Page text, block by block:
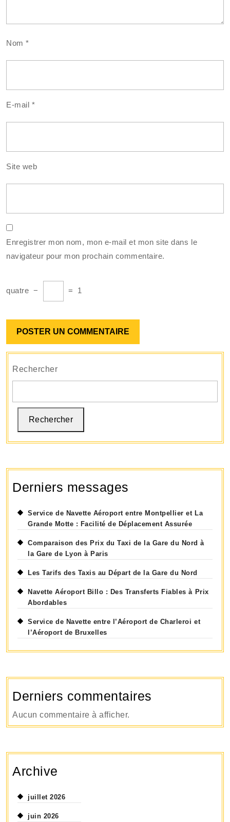
Nom*
E-mail *
Site web
Enregistrer mon nom, mon e-mail et mon site dans le
navigateur pour mon prochain commentaire.
quatre − = 1
Rechercher
Rechercher
Derniers messages
Service de Navette Aéroport entre Montpellier et La
Grande Motte : Facilité de Déplacement Assurée
Comparaison des Prix du Taxi de la Gare du Nord à
la Gare de Lyon à Paris
Les Tarifs des Taxis au Départ de la Gare du Nord
Navette Aéroport Billo : Des Transferts Fiables à Prix
Abordables
Service de Navette entre l’Aéroport de Charleroi et
l’Aéroport de Bruxelles
Derniers commentaires
Aucun commentaire à afficher.
Archive
juillet 2026
juin 2026